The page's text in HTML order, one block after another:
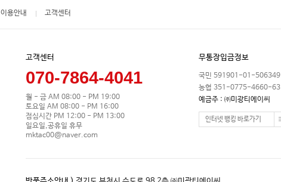
이용안내 고객센터
고객센터
070-7864-4041
월 - 금 AM 08:00 - PM 19:00
토요일 AM 08:00 - PM 16:00
점심시간 PM 12:00 - PM 13:00
일요일,공휴일 휴무
mktac00@naver.com
무통장입금정보
국민 591901-01-506349
농협 351-0775-4660-63
예금주 : ㈜미광티에이씨
인터넷 뱅킹 바로가기